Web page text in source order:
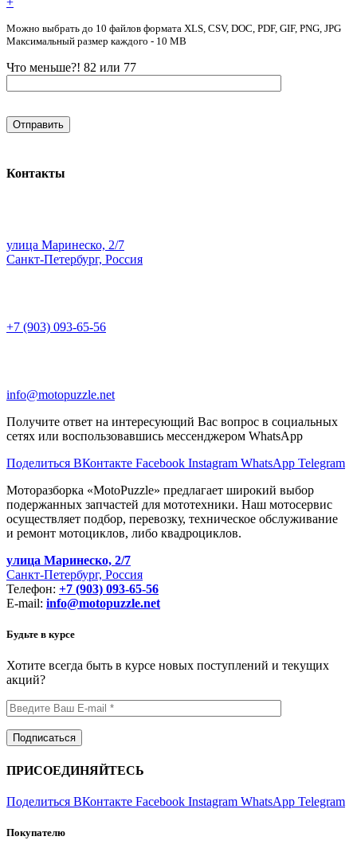
Можно выбрать до 10 файлов формата XLS, CSV, DOC, PDF, GIF, PNG, JPG
Максимальный размер каждого - 10 MB
Что меньше?! 82 или 77
Контакты
улица Маринеско, 2/7
Санкт-Петербург, Россия
+7 (903) 093-65-56
info@motopuzzle.net
Получите ответ на интересующий Вас вопрос в социальных
сетях или воспользовавшись мессенджером WhatsApp
Поделиться ВКонтакте Facebook Instagram WhatsApp Telegram
Моторазборка «MotoPuzzle» предлагает широкий выбор
подержанных запчастей для мототехники. Наш мотосервис
осуществляет подбор, перевозку, техническое обслуживание
и ремонт мотоциклов, либо квадроциклов.
улица Маринеско, 2/7
Санкт-Петербург, Россия
Телефон: +7 (903) 093-65-56
E-mail: info@motopuzzle.net
Будьте в курсе
Хотите всегда быть в курсе новых поступлений и текущих
акций?
ПРИСОЕДИНЯЙТЕСЬ
Поделиться ВКонтакте Facebook Instagram WhatsApp Telegram
Покупателю